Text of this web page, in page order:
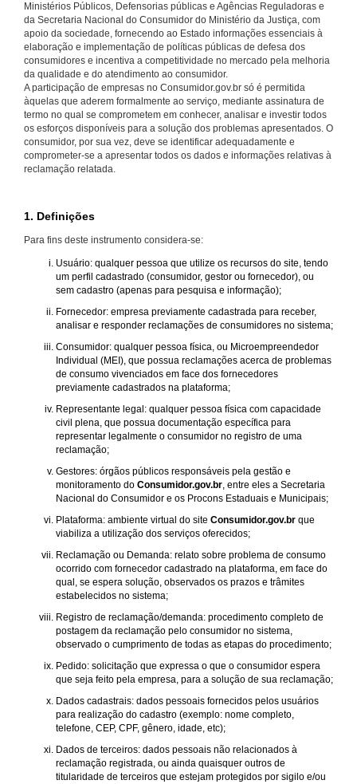
Ministérios Públicos, Defensorias públicas e Agências Reguladoras e
da Secretaria Nacional do Consumidor do Ministério da Justiça, com
apoio da sociedade, fornecendo ao Estado informações essenciais à
elaboração e implementação de políticas públicas de defesa dos
consumidores e incentiva a competitividade no mercado pela melhoria
da qualidade e do atendimento ao consumidor.
A participação de empresas no Consumidor.gov.br só é permitida
àquelas que aderem formalmente ao serviço, mediante assinatura de
termo no qual se comprometem em conhecer, analisar e investir todos
os esforços disponíveis para a solução dos problemas apresentados. O
consumidor, por sua vez, deve se identificar adequadamente e
comprometer-se a apresentar todos os dados e informações relativas à
reclamação relatada.
1. Definições
Para fins deste instrumento considera-se:
Usuário: qualquer pessoa que utilize os recursos do site, tendo
um perfil cadastrado (consumidor, gestor ou fornecedor), ou
sem cadastro (apenas para pesquisa e informação);
Fornecedor: empresa previamente cadastrada para receber,
analisar e responder reclamações de consumidores no sistema;
Consumidor: qualquer pessoa física, ou Microempreendedor
Individual (MEI), que possua reclamações acerca de problemas
de consumo vivenciados em face dos fornecedores
previamente cadastrados na plataforma;
Representante legal: qualquer pessoa física com capacidade
civil plena, que possua documentação específica para
representar legalmente o consumidor no registro de uma
reclamação;
Gestores: órgãos públicos responsáveis pela gestão e
monitoramento do Consumidor.gov.br, entre eles a Secretaria
Nacional do Consumidor e os Procons Estaduais e Municipais;
Plataforma: ambiente virtual do site Consumidor.gov.br que
viabiliza a utilização dos serviços oferecidos;
Reclamação ou Demanda: relato sobre problema de consumo
ocorrido com fornecedor cadastrado na plataforma, em face do
qual, se espera solução, observados os prazos e trâmites
estabelecidos no sistema;
Registro de reclamação/demanda: procedimento completo de
postagem da reclamação pelo consumidor no sistema,
observado o cumprimento de todas as etapas do procedimento;
Pedido: solicitação que expressa o que o consumidor espera
que seja feito pela empresa, para a solução de sua reclamação;
Dados cadastrais: dados pessoais fornecidos pelos usuários
para realização do cadastro (exemplo: nome completo,
telefone, CEP, CPF, gênero, idade, etc);
Dados de terceiros: dados pessoais não relacionados à
reclamação registrada, ou ainda quaisquer outros de
titularidade de terceiros que estejam protegidos por sigilo e/ou